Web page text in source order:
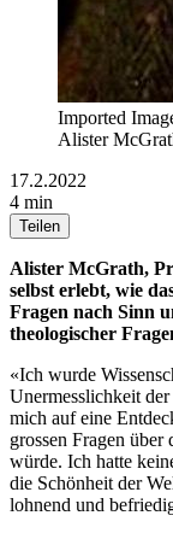
Imported
Alister
17.2.2022
4 min
Teilen
Alister McGrath,
selbst erlebt, wie
Fragen nach Sinn
theologischer
«Ich wurde
Unermesslichkeit
mich auf eine
grossen Fragen
würde. Ich hatte
die Schönheit der
lohnend und